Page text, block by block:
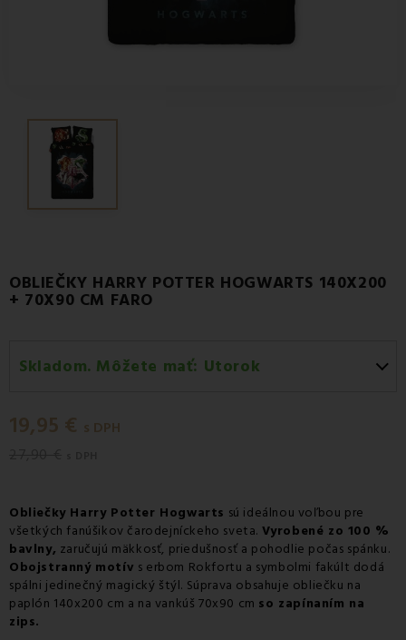
OBLIEČKY HARRY POTTER HOGWARTS 140X200
+ 70X90 CM FARO
Skladom. Môžete mať: Utorok
Utorok 11.08
Utorok 11.08 -Osobný odber v odbernom mieste GLS
Streda 12.08
-Packeta doručenie kuriérom na adresu
19,95 € s DPH
Obliečky Harry Potter Hogwarts sú ideálnou voľbou pre
všetkých fanúšikov čarodejníckeho sveta. Vyrobené zo 100 %
bavlny, zaručujú mäkkosť, priedušnosť a pohodlie počas spánku.
Obojstranný motív s erbom Rokfortu a symbolmi fakúlt dodá
spálni jedinečný magický štýl. Súprava obsahuje obliečku na
paplón 140x200 cm a na vankúš 70x90 cm so zapínaním na
zips.